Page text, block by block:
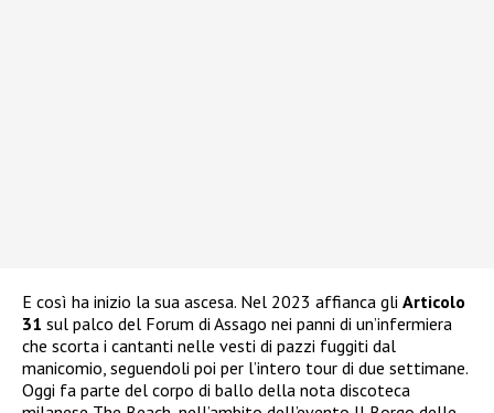
E così ha inizio la sua ascesa. Nel 2023 affianca gli Articolo
31 sul palco del Forum di Assago nei panni di un’infermiera
che scorta i cantanti nelle vesti di pazzi fuggiti dal
manicomio, seguendoli poi per l’intero tour di due settimane.
Oggi fa parte del corpo di ballo della nota discoteca